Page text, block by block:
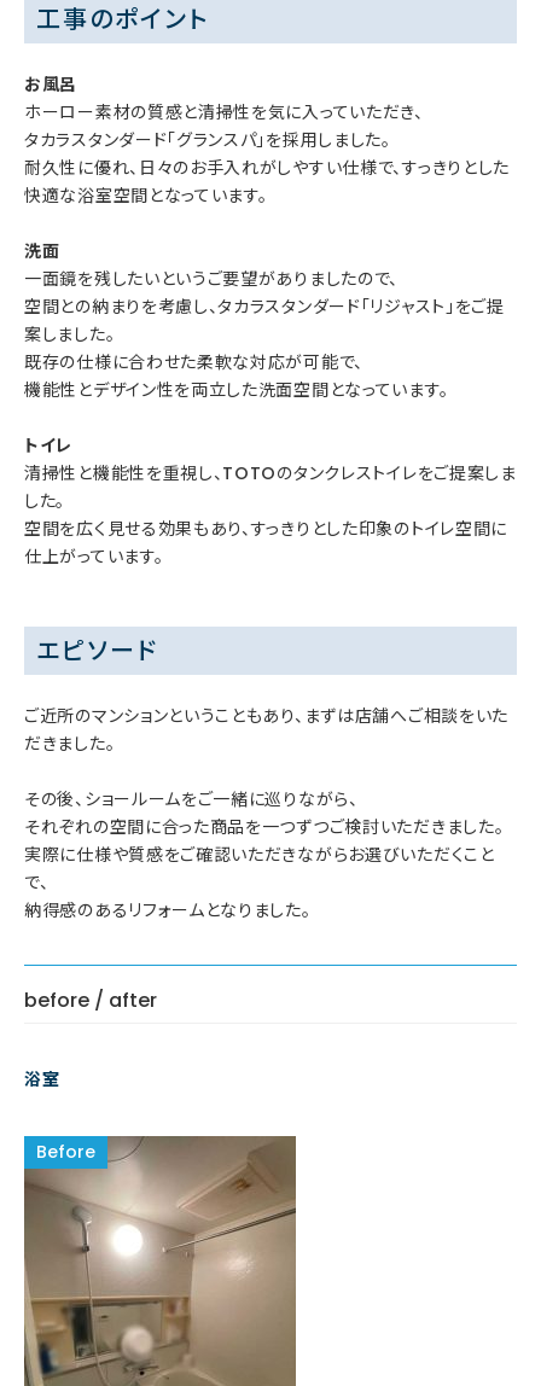
工事のポイント
お風呂
ホーロー素材の質感と清掃性を気に入っていただき、
タカラスタンダード「グランスパ」を採用しました。
耐久性に優れ、日々のお手入れがしやすい仕様で、すっきりとした
快適な浴室空間となっています。
洗面
一面鏡を残したいというご要望がありましたので、
空間との納まりを考慮し、タカラスタンダード「リジャスト」をご提
案しました。
既存の仕様に合わせた柔軟な対応が可能で、
機能性とデザイン性を両立した洗面空間となっています。
トイレ
清掃性と機能性を重視し、TOTOのタンクレストイレをご提案しま
した。
空間を広く見せる効果もあり、すっきりとした印象のトイレ空間に
仕上がっています。
エピソード
ご近所のマンションということもあり、まずは店舗へご相談をいた
だきました。
その後、ショールームをご一緒に巡りながら、
それぞれの空間に合った商品を一つずつご検討いただきました。
実際に仕様や質感をご確認いただきながらお選びいただくこと
で、
納得感のあるリフォームとなりました。
before / after
浴室